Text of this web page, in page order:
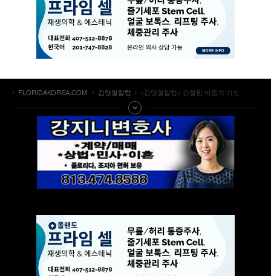
FLORIDAKOREA.COM 김명열칼럼 <김명열칼럼> 간절한 마음의 기도